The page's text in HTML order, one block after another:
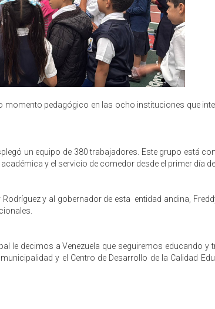
pedagógico en las ocho instituciones que
un equipo de 380 trabajadores. Este grupo está
y el servicio de comedor desde el primer día
y al gobernador de esta entidad andina,
le decimos a Venezuela que seguiremos educando y
y el Centro de Desarrollo de la Calidad